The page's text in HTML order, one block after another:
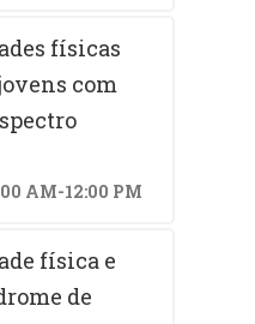
físicas
com
AM-12:00 PM
física e
de